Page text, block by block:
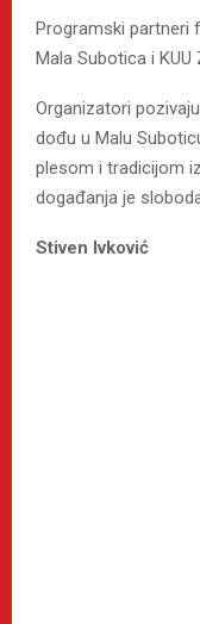
Programski partneri
Mala Subotica i KUU
Organizatori
dođu u Malu
plesom i tradicijom
događanja je
Stiven Ivković